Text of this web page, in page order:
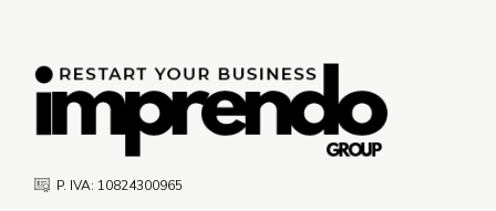
P. IVA: 10824300965